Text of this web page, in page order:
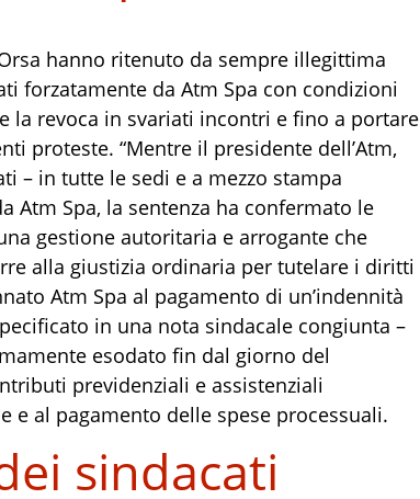
hanno ritenuto da sempre illegittima
forzatamente da Atm Spa con condizioni
la revoca in svariati incontri e fino a portare
proteste. “Mentre il presidente dell’Atm,
– in tutte le sedi e a mezzo stampa
Atm Spa, la sentenza ha confermato le
gestione autoritaria e arrogante che
alla giustizia ordinaria per tutelare i diritti
Atm Spa al pagamento di un’indennità
in una nota sindacale congiunta –
esodato fin dal giorno del
previdenziali e assistenziali
e al pagamento delle spese processuali.
sindacati